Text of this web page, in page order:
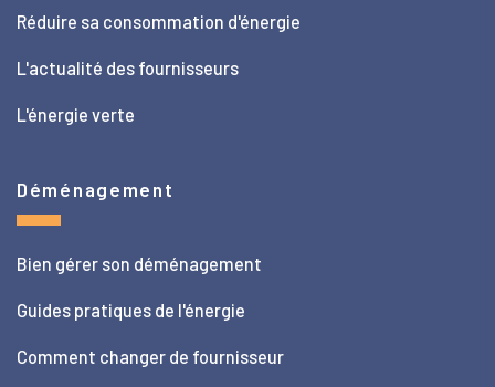
Réduire sa consommation d'énergie
L'actualité des fournisseurs
L'énergie verte
Déménagement
Bien gérer son déménagement
Guides pratiques de l'énergie
Comment changer de fournisseur